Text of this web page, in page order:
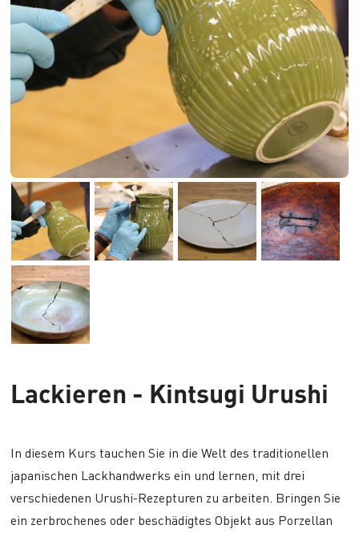
Lackieren - Kintsugi Urushi
In diesem Kurs tauchen Sie in die Welt des traditionellen
japanischen Lackhandwerks ein und lernen, mit drei
verschiedenen Urushi-Rezepturen zu arbeiten. Bringen Sie
ein zerbrochenes oder beschädigtes Objekt aus Porzellan